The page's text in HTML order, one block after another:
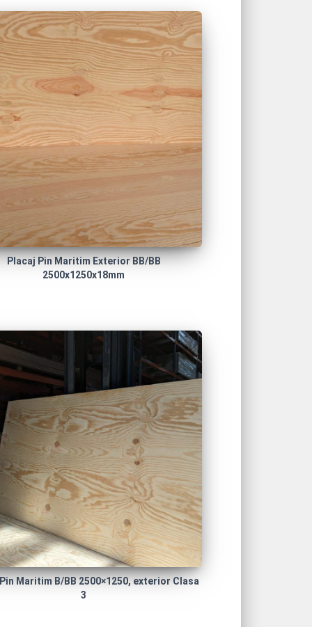
Placaj Pin Maritim Exterior BB/BB
2500x1250x18mm
Maritim B/BB 2500×1250, exterior Clasa
3